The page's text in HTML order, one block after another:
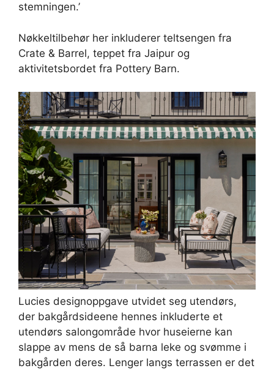
stemningen.’
Nøkkeltilbehør her inkluderer teltsengen fra
Crate & Barrel, teppet fra Jaipur og
aktivitetsbordet fra Pottery Barn.
Lucies designoppgave utvidet seg utendørs,
der bakgårdsideene hennes inkluderte et
utendørs salongområde hvor huseierne kan
slappe av mens de så barna leke og svømme i
bakgården deres. Lenger langs terrassen er det